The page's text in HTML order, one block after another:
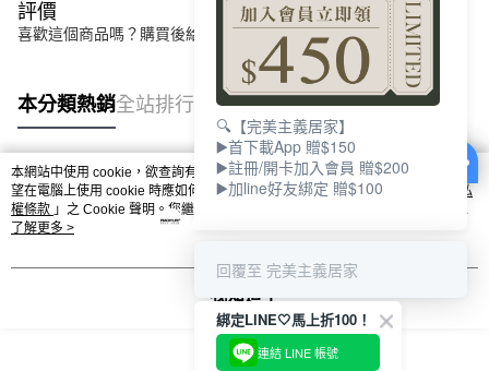
評價
喜歡這個商品嗎？購買後給他一個好評吧
本分類熱銷全站排行
熱門標籤
本網站中使用 cookie，欲查詢有關本網站使用 cookie 方式之詳情，及若您不希
望在電腦上使用 cookie 時應如何變更電腦的 cookie 設定，請參閱本網站「
隱私
權條款 」之 Cookie 聲明。您繼續使用本網站即表示您同意本公司得按本網站使
用條款之 Cookie 聲明使用 cookie。
了解更多 >
我知道了
🔍【完美主義居家】
▶️首下載App 贈$150
▶️註冊/開卡加入會員 贈$200
▶️加line好友綁定 贈$100
回覆至 完美主義居家
綁定LINE🤍馬上折100！
連結 LINE 帳號